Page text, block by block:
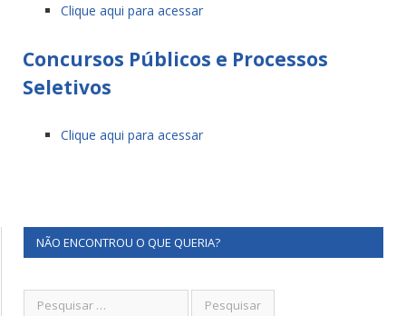
Clique aqui para acessar
Concursos Públicos e Processos
Seletivos
Clique aqui para acessar
NÃO ENCONTROU O QUE QUERIA?